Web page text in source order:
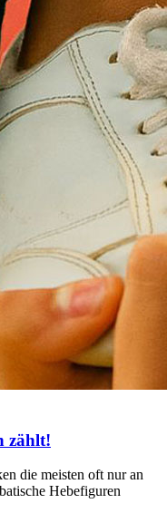
zählt!
die meisten oft nur an
Hebefiguren